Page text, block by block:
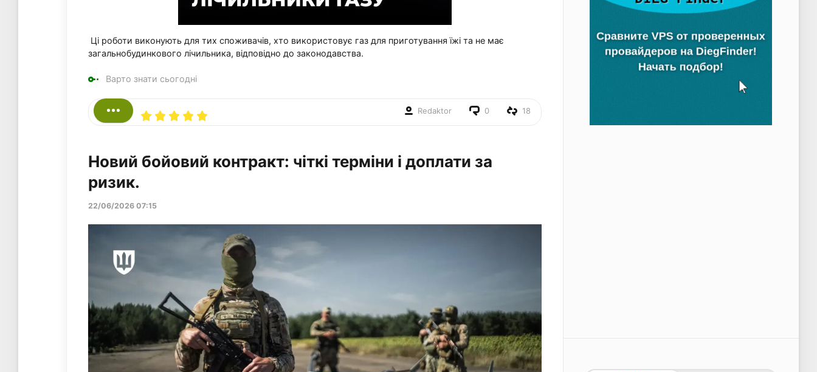
Ці роботи виконують для тих споживачів, хто використовує газ для приготування їжі та не має
загальнобудинкового лічильника, відповідно до законодавства.
Варто знати сьогодні
Redaktor 0 18
Новий бойовий контракт: чіткі терміни і доплати за
ризик.
22/06/2026 07:15